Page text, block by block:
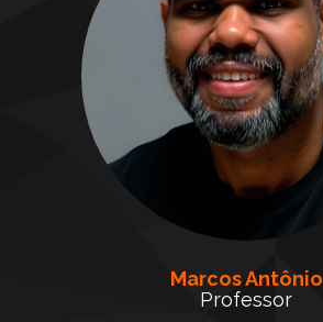
Marcos Antônio
Professor